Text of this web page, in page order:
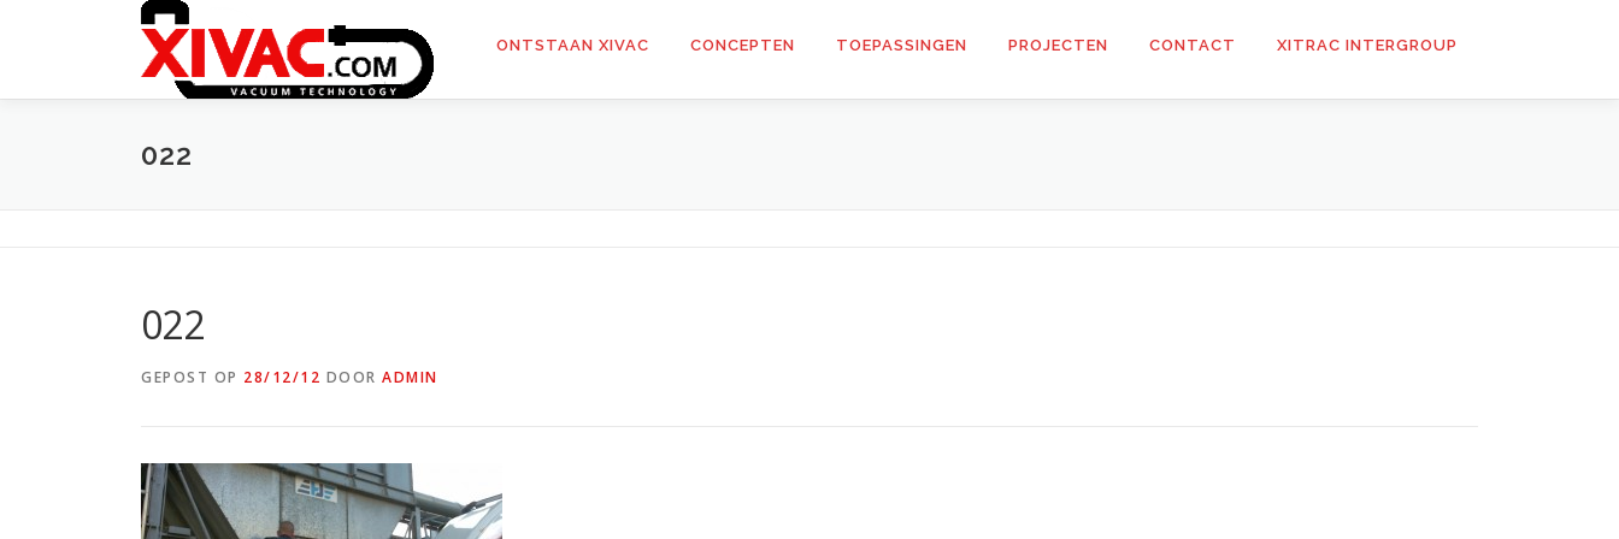
springen
ONTSTAAN XIVAC CONCEPTEN TOEPASSINGEN PROJECTEN CONTACT XITRAC INTERGROUP
022
022
GEPOST OP 28/12/12 DOOR ADMIN